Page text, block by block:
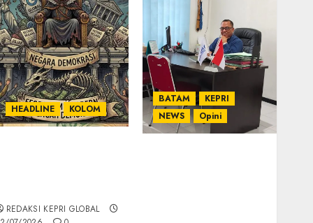
HEADLINE KOLOM
REDAKSI KEPRI GLOBAL
BATAM
KEPRI
NEWS
Opini